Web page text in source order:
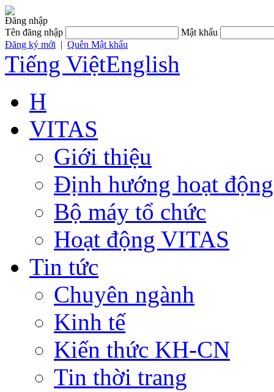
Đăng nhập
Tên đăng nhập
Mật khẩu
Đăng ký mới | Quên Mật khẩu
Tiếng ViệtEnglish
H
VITAS
Giới thiệu
Định hướng hoạt động
Bộ máy tổ chức
Hoạt động VITAS
Tin tức
Chuyên ngành
Kinh tế
Kiến thức KH-CN
Tin thời trang